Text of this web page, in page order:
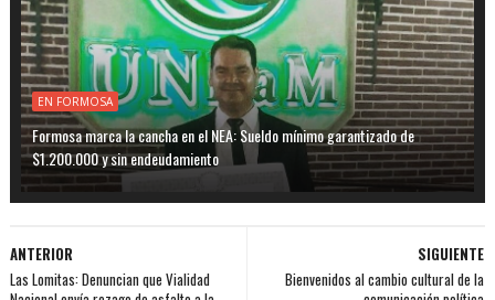
EN FORMOSA
Formosa marca la cancha en el NEA: Sueldo mínimo garantizado de
$1.200.000 y sin endeudamiento
SIGUIENTE
Bienvenidos al cambio cultural de la
ANTERIOR
Las Lomitas: Denuncian que Vialidad